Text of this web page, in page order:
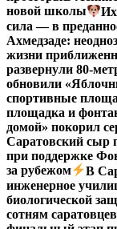
новой школы
сила — в
Ахмедзаде:
жизни
развернули 80-
обновили
спортивные
площадка и
домой» покорил
Саратовский сыр
при поддержке
за рубежом
В
инженерное
биологической
сотням саратовцев